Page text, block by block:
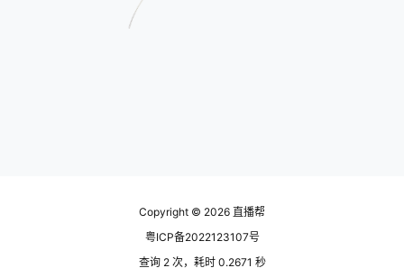
Copyright © 2026 直播帮
粤ICP备2022123107号
查询 2 次，耗时 0.2671 秒